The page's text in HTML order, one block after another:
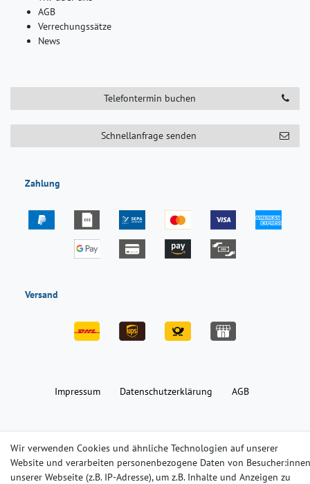
AGB
Verrechungssätze
News
Telefontermin buchen
Schnellanfrage senden
Zahlung
Versand
Impressum Daten­schutz­erklärung AGB
Barrierefreiheitserklärung Widerrufs­recht
Kontakt
Wir verwenden Cookies und ähnliche Technologien auf unserer
Website und verarbeiten personenbezogene Daten von Besucher:innen
unserer Webseite (z.B. IP-Adresse), um z.B. Inhalte und Anzeigen zu
© Copyright 2024-2025 | Alle Rechte vorbehalten.